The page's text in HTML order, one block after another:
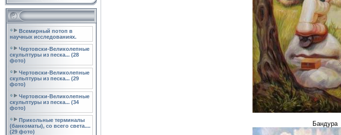
Всемирный потоп в
научных исследованиях.
Чертовски-Великолепные
скульптуры из песка... (28
фото)
Чертовски-Великолепные
скульптуры из песка... (29
фото)
Чертовски-Великолепные
скульптуры из песка... (34
фото)
Прикольные терминалы
(банкоматы), со всего света....
(29 фото)
Бандура